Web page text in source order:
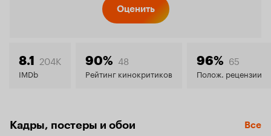
8.1
Оценить
8.1 204K
IMDb
90% 48
Рейтинг кинокритиков
96% 65
Полож. рецензии
Кадры, постеры и обои Все